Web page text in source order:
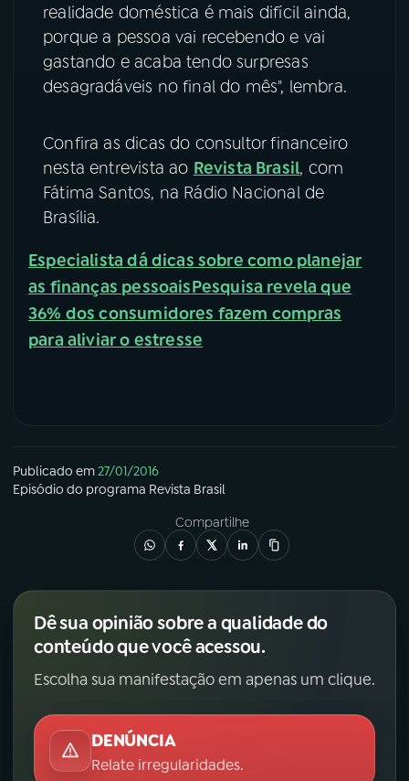
realidade doméstica é mais difícil ainda,
porque a pessoa vai recebendo e vai
gastando e acaba tendo surpresas
desagradáveis no final do mês", lembra.
Confira as dicas do consultor financeiro
nesta entrevista ao Revista Brasil, com
Fátima Santos, na Rádio Nacional de
Brasília.
Especialista dá dicas sobre como planejar
as finanças pessoaisPesquisa revela que
36% dos consumidores fazem compras
para aliviar o estresse
Publicado em27/01/2016
Episódio do programa Revista Brasil
Compartilhe
Dê sua opinião sobre a qualidade do
conteúdo que você acessou.
Escolha sua manifestação em apenas um clique.
DENÚNCIA
Relate irregularidades.